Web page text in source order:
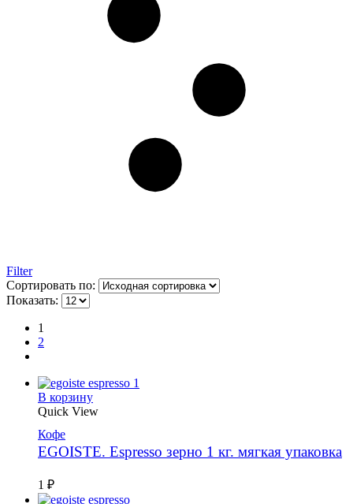
Filter
Сортировать по:
Показать:
1
2
В корзину
Quick View
Кофе
EGOISTE. Espresso зерно 1 кг. мягкая упаковка
1 ₽